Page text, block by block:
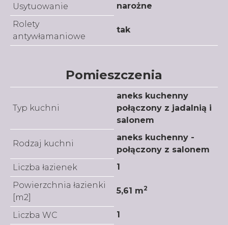
Usytuowanie
narożne
Rolety
antywłamaniowe
tak
Pomieszczenia
Typ kuchni
aneks kuchenny
połączony z jadalnią i
salonem
Rodzaj kuchni
aneks kuchenny -
połączony z salonem
Liczba łazienek
1
Powierzchnia łazienki
[m2]
5,61 m2
Liczba WC
1